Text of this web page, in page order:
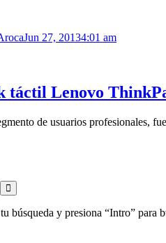
Jun 27, 20134:01 am
táctil Lenovo
de usuarios profesionales,
búsqueda y presiona “Intro” para